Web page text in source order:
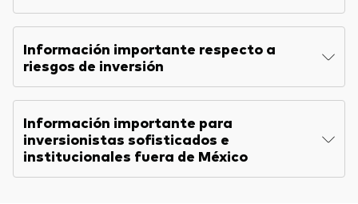
Información importante respecto a
riesgos de inversión
Información importante para
inversionistas sofisticados e
institucionales fuera de México